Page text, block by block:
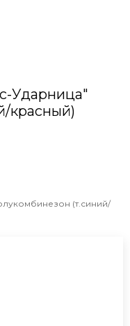
Ударница"
красный)
(т.синий/